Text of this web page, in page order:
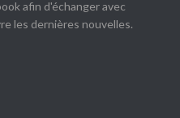
afin d'échanger avec
les dernières nouvelles.